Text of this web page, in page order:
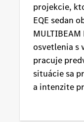
projekcie,
EQE sedan
osvetlenia s
pracuje
situácie sa
a intenzite